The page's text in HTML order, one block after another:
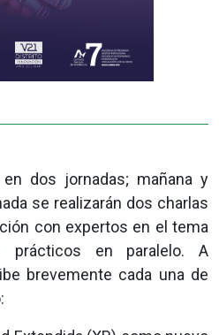
dos jornadas; mañana y
se realizarán dos charlas
con expertos en el tema
en paralelo. A
brevemente cada una de